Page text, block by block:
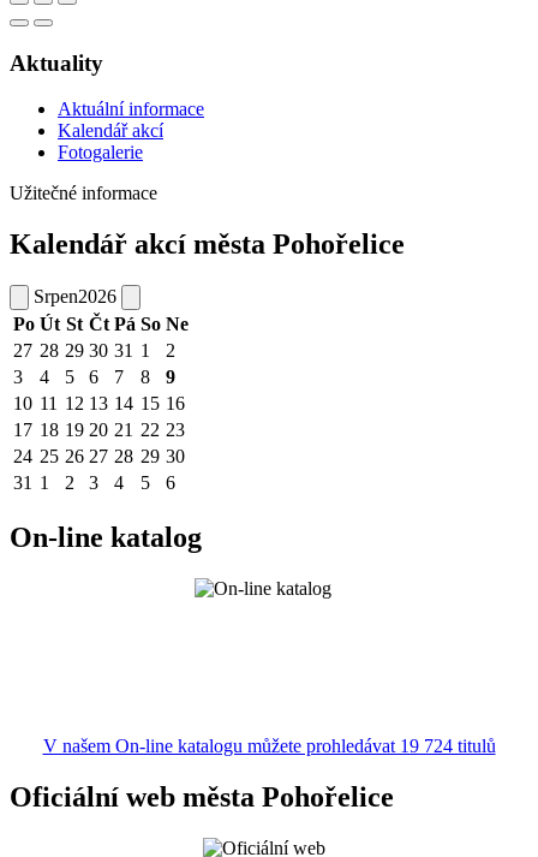
Aktuality
Aktuální informace
Kalendář akcí
Fotogalerie
Užitečné informace
Kalendář akcí města Pohořelice
Srpen2026
Po Út St Čt Pá So Ne
27 28 29 30 31 1
2
3
4 5 6 7 8
9
10 11 12 13 14 15 16
17 18 19 20 21 22 23
24 25 26 27 28 29 30
31 1 2 3 4 5 6
On-line katalog
V našem On-line katalogu můžete prohledávat 19 724 titulů
Oficiální web města Pohořelice